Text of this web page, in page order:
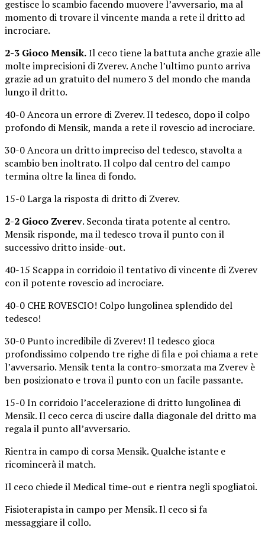
gestisce lo scambio facendo muovere l’avversario, ma al
momento di trovare il vincente manda a rete il dritto ad
incrociare.
2-3 Gioco Mensik.Il ceco tiene la battuta anche grazie alle
molte imprecisioni di Zverev. Anche l’ultimo punto arriva
grazie ad un gratuito del numero 3 del mondo che manda
lungo il dritto.
40-0 Ancora un errore di Zverev. Il tedesco, dopo il colpo
profondo di Mensik, manda a rete il rovescio ad incrociare.
30-0 Ancora un dritto impreciso del tedesco, stavolta a
scambio ben inoltrato. Il colpo dal centro del campo
termina oltre la linea di fondo.
15-0 Larga la risposta di dritto di Zverev.
2-2 Gioco Zverev. Seconda tirata potente al centro.
Mensik risponde, ma il tedesco trova il punto con il
successivo dritto inside-out.
40-15 Scappa in corridoio il tentativo di vincente di Zverev
con il potente rovescio ad incrociare.
40-0 CHE ROVESCIO! Colpo lungolinea splendido del
tedesco!
30-0 Punto incredibile di Zverev! Il tedesco gioca
profondissimo colpendo tre righe di fila e poi chiama a rete
l’avversario. Mensik tenta la contro-smorzata ma Zverev è
ben posizionato e trova il punto con un facile passante.
15-0 In corridoio l’accelerazione di dritto lungolinea di
Mensik. Il ceco cerca di uscire dalla diagonale del dritto ma
regala il punto all’avversario.
Rientra in campo di corsa Mensik. Qualche istante e
ricomincerà il match.
Il ceco chiede il Medical time-out e rientra negli spogliatoi.
Fisioterapista in campo per Mensik. Il ceco si fa
messaggiare il collo.